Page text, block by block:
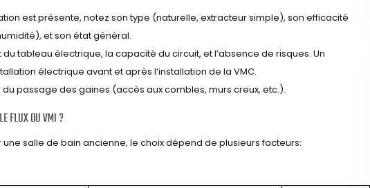
est présente, notez son type (naturelle, extracteur simple), son efficacité
et son état général.
tableau électrique, la capacité du circuit, et l’absence de risques. Un
électrique avant et après l’installation de la VMC.
passage des gaines (accès aux combles, murs creux, etc.).
FLUX OU VMI ?
une salle de bain ancienne, le choix dépend de plusieurs facteurs: